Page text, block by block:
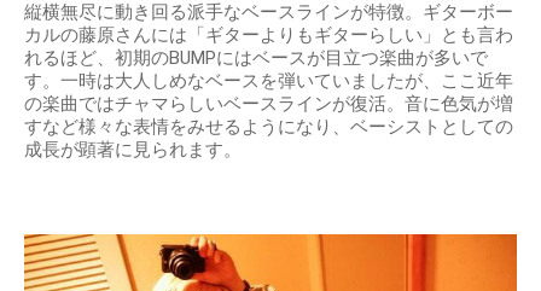
縦横無尽に動き回る派手なベースラインが特徴。ギターボー
カルの藤原さんには「ギターよりもギターらしい」とも言わ
れるほど、初期のBUMPにはベースが目立つ楽曲が多いで
す。一時は大人しめなベースを弾いていましたが、ここ近年
の楽曲ではチャマらしいベースラインが復活。音に色気が増
すなど様々な表情をみせるようになり、ベーシストとしての
成長が顕著に見られます。